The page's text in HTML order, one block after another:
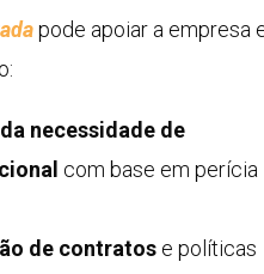
pode apoiar a empresa
necessidade de
com base em perícia
de contratos e políticas